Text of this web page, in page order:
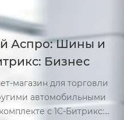
Аспро: Шины и
Бизнес
магазин для торговли
автомобильными
с 1С-Битрикс: